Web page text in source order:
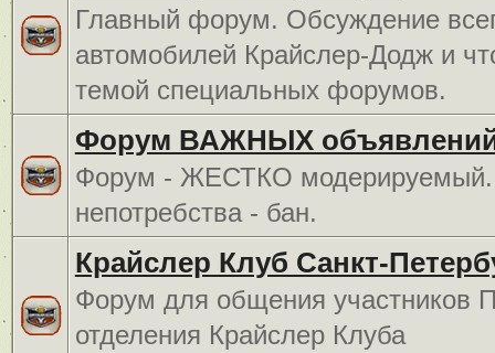
Главный форум. Обсуждение
автомобилей Крайслер-Додж и
темой специальных форумов.
Форум ВАЖНЫХ
Форум - ЖЕСТКО
непотребства - бан.
Крайслер Клуб Санкт-
Форум для общения участников
отделения Крайслер Клуба